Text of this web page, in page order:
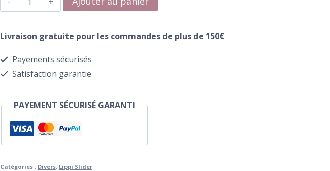
de
Water
247
Léopard
Livraison gratuite pour les commandes de plus de 150€
Payements sécurisés
Satisfaction garantie
PAYEMENT SÉCURISÉ GARANTI
Catégories : Divers, Lippi Slider